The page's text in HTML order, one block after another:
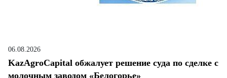
06.08.2026
KazAgroCapital обжалует решение суда по сделке с
молочным заводом «Белогорье»